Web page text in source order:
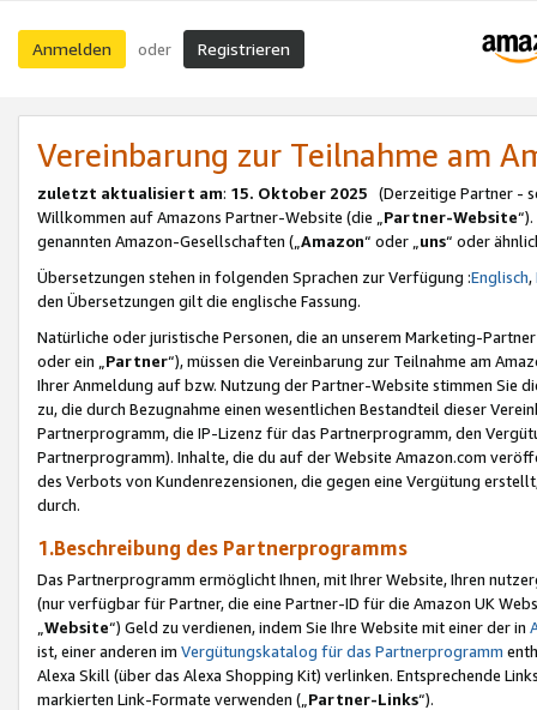
Anmelden oder Registrieren
Vereinbarung zur Teilnahme am
zuletzt aktualisiert am: 15. Oktober 2025 (Derzeitige Partner -
Willkommen auf Amazons Partner-Website (die „Partner-Website
genannten Amazon-Gesellschaften („Amazon“ oder „uns“ oder
Übersetzungen stehen in folgenden Sprachen zur Verfügung :Englisch,
den Übersetzungen gilt die englische Fassung.
Natürliche oder juristische Personen, die an unserem Marketing-
oder ein „Partner“), müssen die Vereinbarung zur Teilnahme am
Ihrer Anmeldung auf bzw. Nutzung der Partner-Website stimmen Sie
zu, die durch Bezugnahme einen wesentlichen Bestandteil dieser
Partnerprogramm, die IP-Lizenz für das Partnerprogramm, den
Partnerprogramm). Inhalte, die du auf der Website Amazon.com
des Verbots von Kundenrezensionen, die gegen eine Vergütung
durch.
1.Beschreibung des Partnerprogramms
Das Partnerprogramm ermöglicht Ihnen, mit Ihrer Website, Ihren
(nur verfügbar für Partner, die eine Partner-ID für die Amazon UK
Website“) Geld zu verdienen, indem Sie Ihre Website mit einer der in
ist, einer anderen im Vergütungskatalog für das Partnerprogramm
Alexa Skill (über das Alexa Shopping Kit) verlinken. Entsprechende
markierten Link-Formate verwenden („ Partner-Links“).